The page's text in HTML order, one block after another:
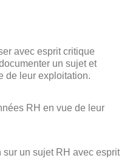
avec esprit critique
un sujet et
de leur exploitation.
RH en vue de leur
un sujet RH avec esprit